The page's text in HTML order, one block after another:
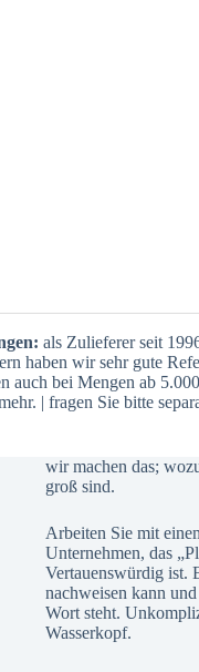
als Zulieferer seit
haben wir sehr gute
auch bei Mengen ab
| fragen Sie bitte
wir machen das;
groß sind.
Arbeiten Sie mit
Unternehmen, das
Vertauenswürdig ist.
nachweisen kann
Wort steht.
Wasserkopf.